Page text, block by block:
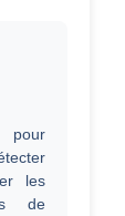
pour
les
de